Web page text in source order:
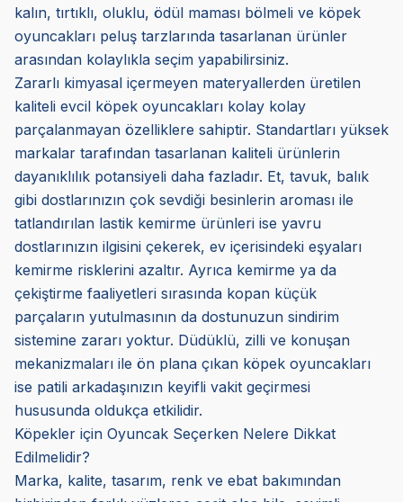
kalın, tırtıklı, oluklu, ödül maması bölmeli ve köpek
oyuncakları peluş tarzlarında tasarlanan ürünler
arasından kolaylıkla seçim yapabilirsiniz.
Zararlı kimyasal içermeyen materyallerden üretilen
kaliteli evcil köpek oyuncakları kolay kolay
parçalanmayan özelliklere sahiptir. Standartları yüksek
markalar tarafından tasarlanan kaliteli ürünlerin
dayanıklılık potansiyeli daha fazladır. Et, tavuk, balık
gibi dostlarınızın çok sevdiği besinlerin aroması ile
tatlandırılan lastik kemirme ürünleri ise yavru
dostlarınızın ilgisini çekerek, ev içerisindeki eşyaları
kemirme risklerini azaltır. Ayrıca kemirme ya da
çekiştirme faaliyetleri sırasında kopan küçük
parçaların yutulmasının da dostunuzun sindirim
sistemine zararı yoktur. Düdüklü, zilli ve konuşan
mekanizmaları ile ön plana çıkan köpek oyuncakları
ise patili arkadaşınızın keyifli vakit geçirmesi
hususunda oldukça etkilidir.
Köpekler için Oyuncak Seçerken Nelere Dikkat
Edilmelidir?
Marka, kalite, tasarım, renk ve ebat bakımından